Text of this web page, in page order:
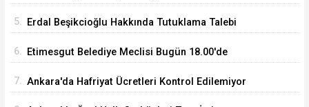
5. Erdal Beşikcioğlu Hakkında Tutuklama Talebi
6. Etimesgut Belediye Meclisi Bugün 18.00'de
7. Ankara'da Hafriyat Ücretleri Kontrol Edilemiyor